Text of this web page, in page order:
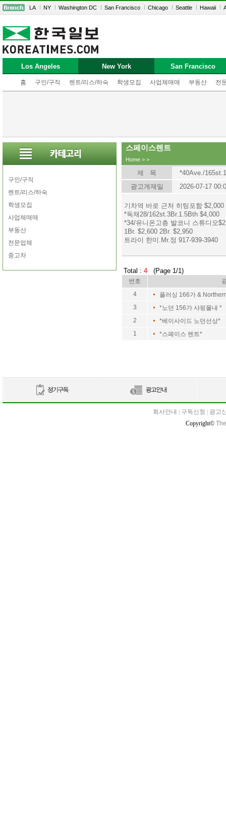
LA NY Washington DC San Francisco Chicago Seattle Hawaii
Los Angeles New York
홈 구인/구직 렌트/리스/하숙 학생모집 사업체매매 부동산 전
San Francisco
구인/구직
렌트/리스/하숙
학생모집
사업체매매
부동산
전문업체
중고차
스페이스렌트
Home > >
제 목
*40Ave./
광고게재일
2026-07-17
기차역 바로 근처 히팅포함 $2,000
*독채28/162st.3Br.1.5Bth $4,000
*34/유니온고층 발코니 스튜디오
1Br. $2,600 2Br. $2,950
트라이 한미.Mr.정 917-939-3940
Total : 4 (Page 1/1)
번호
4
플러싱 166가 &
3
*노던 156가 샤핑몰내 *
2
*베이사이드 노던선상*
1
*스페이스 렌트*
회사안내 구독신청
광고
Copyright©